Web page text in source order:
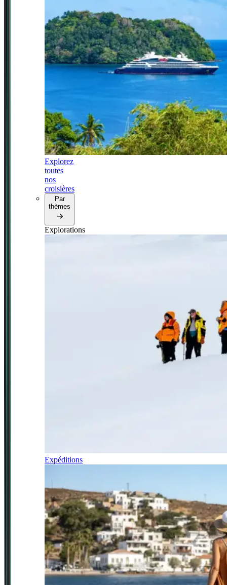
Explorez
toutes
nos
croisières
Par
thèmes
Explorations
Expéditions